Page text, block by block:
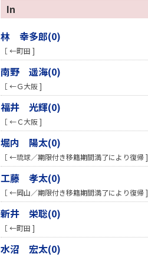
In
林 幸多郎(0)
［ ←町田 ]
南野 遥海(0)
［ ←Ｇ大阪 ]
福井 光輝(0)
［ ←Ｃ大阪 ]
堀内 陽太(0)
［ ←琉球／期限付き移籍期間満了により復帰 ]
工藤 孝太(0)
［ ←岡山／期限付き移籍期間満了により復帰 ]
新井 栄聡(0)
［ ←町田 ]
水沼 宏太(0)